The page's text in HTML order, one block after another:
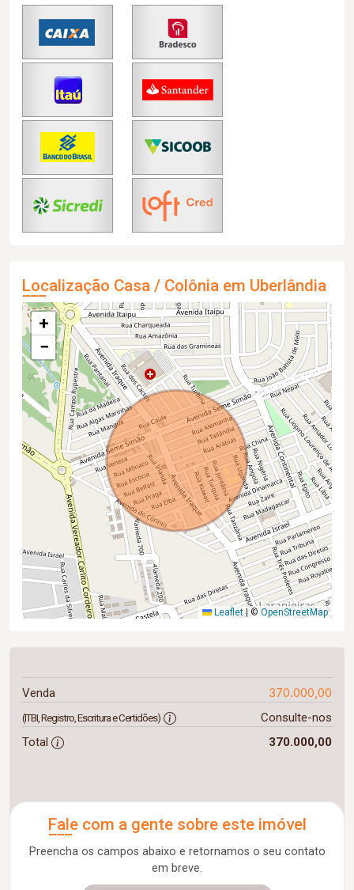
Localização Casa / Colônia em Uberlândia
+
−
Leaflet |©OpenStreetMap
Venda 370.000,00
(ITBI, Registro, Escritura e Certidões)
Consulte-nos
Total
370.000,00
Fale com a gente sobre este imóvel
Preencha os campos abaixo e retornamos o seu contato
em breve.